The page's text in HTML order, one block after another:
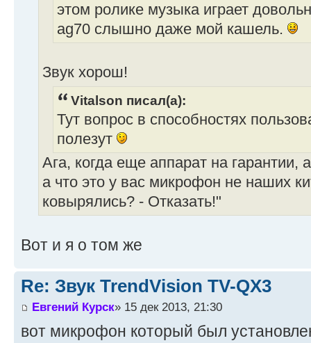
этом ролике музыка играет
ag70 слышно даже мой кашель.
Звук хорош!
Vitalson писал(а):
Тут вопрос в способностях
полезут
Ага, когда еще аппарат на гарантии,
а что это у вас микрофон не наших
ковырялись? - Отказать!"
Вот и я о том же
Re: Звук TrendVision TV-QX3
Евгений Курск» 15 дек 2013, 21:30
вот микрофон который был